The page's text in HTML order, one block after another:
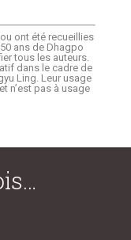
ont été recueillies
ans de Dhagpo
tous les auteurs.
dans le cadre de
Ling. Leur usage
n’est pas à usage